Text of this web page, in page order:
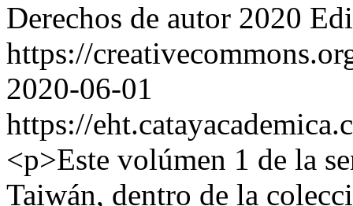
Derechos de autor 2020
https://
2020-06-01
https://
<p>Este volúmen 1 de la
Taiwán, dentro de la